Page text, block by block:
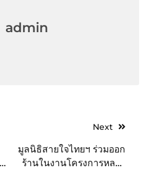
admin
Next
มูลนิธิสายใจไทยฯ ร่วมออก
ร้านในงานโครงการหลวง